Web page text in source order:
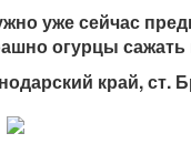
уже сейчас
огурцы сажать
край, ст.